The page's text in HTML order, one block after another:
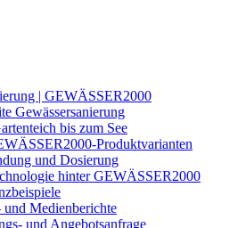
| GEWÄSSER2000
Gewässersanierung
bis zum See
Produktvarianten
und Dosierung
hinter GEWÄSSER2000
und Medienberichte
und Angebotsanfrage